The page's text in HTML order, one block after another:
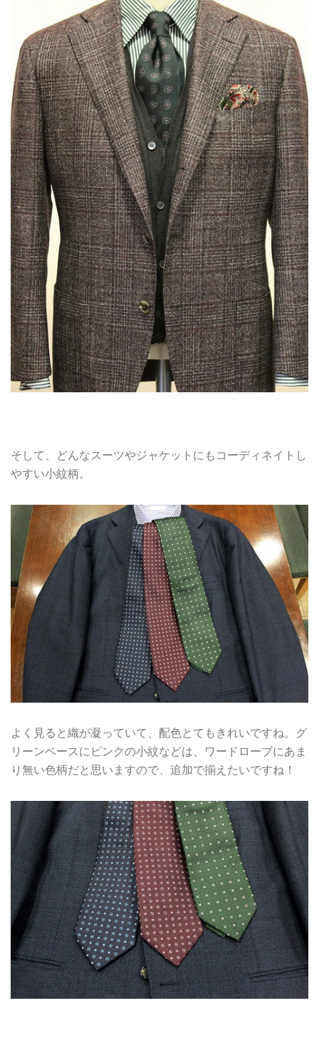
そして、どんなスーツやジャケットにもコーディネイトし
やすい小紋柄。
よく見ると織が凝っていて、配色とてもきれいですね。グ
リーンベースにピンクの小紋などは、ワードローブにあま
り無い色柄だと思いますので、追加で揃えたいですね！